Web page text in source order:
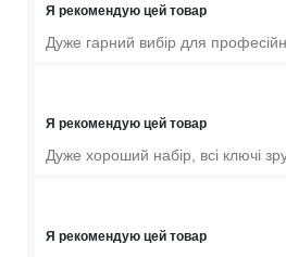
Я рекомендую цей товар
Дуже гарний вибір для
Я рекомендую цей товар
Дуже хороший набір, всі ключі
Я рекомендую цей товар